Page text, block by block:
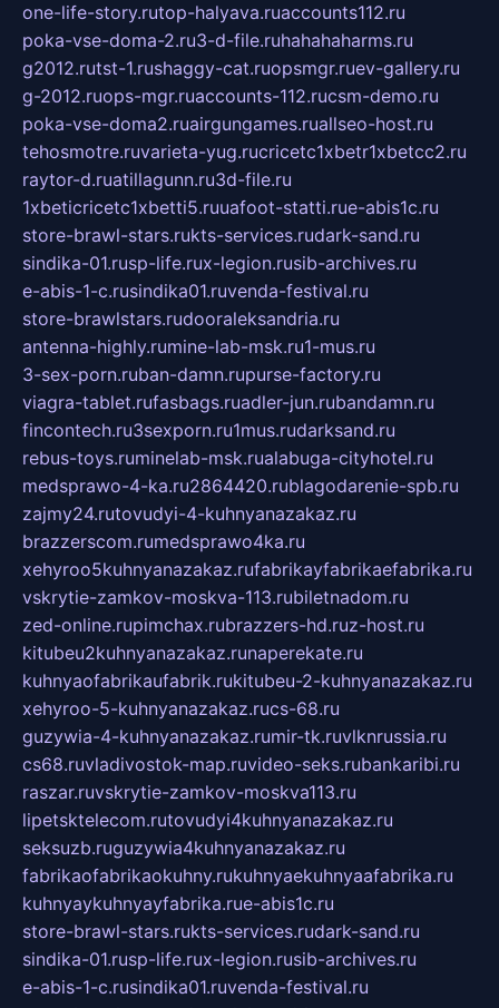
one-life-story.rutop-halyava.ruaccounts112.ru
poka-vse-doma-2.ru3-d-file.ruhahahaharms.ru
g2012.rutst-1.rushaggy-cat.ruopsmgr.ruev-gallery.ru
g-2012.ruops-mgr.ruaccounts-112.rucsm-demo.ru
poka-vse-doma2.ruairgungames.ruallseo-host.ru
tehosmotre.ruvarieta-yug.rucricetc1xbetr1xbetcc2.ru
raytor-d.ruatillagunn.ru3d-file.ru
1xbeticricetc1xbetti5.ruuafoot-statti.rue-abis1c.ru
store-brawl-stars.rukts-services.rudark-sand.ru
sindika-01.rusp-life.rux-legion.rusib-archives.ru
e-abis-1-c.rusindika01.ruvenda-festival.ru
store-brawlstars.rudooraleksandria.ru
antenna-highly.rumine-lab-msk.ru1-mus.ru
3-sex-porn.ruban-damn.rupurse-factory.ru
viagra-tablet.rufasbags.ruadler-jun.rubandamn.ru
fincontech.ru3sexporn.ru1mus.rudarksand.ru
rebus-toys.ruminelab-msk.rualabuga-cityhotel.ru
medsprawo-4-ka.ru2864420.rublagodarenie-spb.ru
zajmy24.rutovudyi-4-kuhnyanazakaz.ru
brazzerscom.rumedsprawo4ka.ru
xehyroo5kuhnyanazakaz.rufabrikayfabrikaefabrika.ru
vskrytie-zamkov-moskva-113.rubiletnadom.ru
zed-online.rupimchax.rubrazzers-hd.ruz-host.ru
kitubeu2kuhnyanazakaz.runaperekate.ru
kuhnyaofabrikaufabrik.rukitubeu-2-kuhnyanazakaz.ru
xehyroo-5-kuhnyanazakaz.rucs-68.ru
guzywia-4-kuhnyanazakaz.rumir-tk.ruvlknrussia.ru
cs68.ruvladivostok-map.ruvideo-seks.rubankaribi.ru
raszar.ruvskrytie-zamkov-moskva113.ru
lipetsktelecom.rutovudyi4kuhnyanazakaz.ru
seksuzb.ruguzywia4kuhnyanazakaz.ru
fabrikaofabrikaokuhny.rukuhnyaekuhnyaafabrika.ru
kuhnyaykuhnyayfabrika.rue-abis1c.ru
store-brawl-stars.rukts-services.rudark-sand.ru
sindika-01.rusp-life.rux-legion.rusib-archives.ru
e-abis-1-c.rusindika01.ruvenda-festival.ru